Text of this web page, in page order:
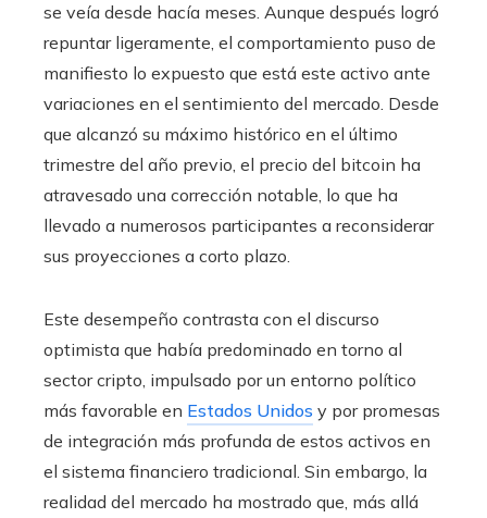
se veía desde hacía meses. Aunque después logró
repuntar ligeramente, el comportamiento puso de
manifiesto lo expuesto que está este activo ante
variaciones en el sentimiento del mercado. Desde
que alcanzó su máximo histórico en el último
trimestre del año previo, el precio del bitcoin ha
atravesado una corrección notable, lo que ha
llevado a numerosos participantes a reconsiderar
sus proyecciones a corto plazo.
Este desempeño contrasta con el discurso
optimista que había predominado en torno al
sector cripto, impulsado por un entorno político
más favorable en Estados Unidos y por promesas
de integración más profunda de estos activos en
el sistema financiero tradicional. Sin embargo, la
realidad del mercado ha mostrado que, más allá